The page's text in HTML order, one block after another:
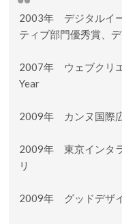
2003年 デジタルイ
ティブ部門優秀賞、
2007年 ウェブクリ
Year
2009年 カンヌ国際
2009年 東京インタ
リ
2009年 グッドデザ